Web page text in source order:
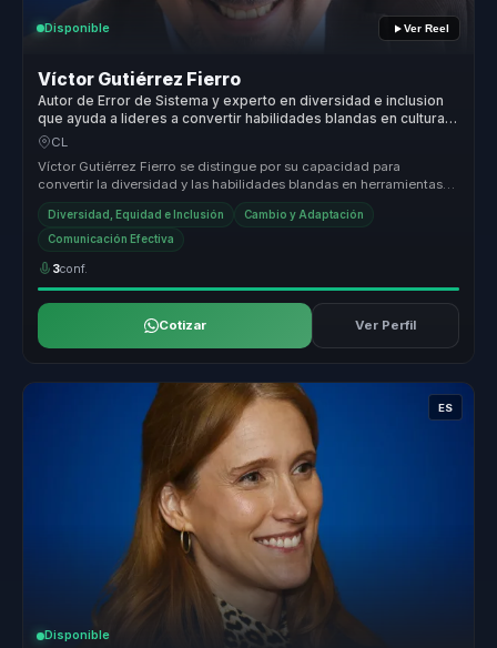
Disponible Ver Reel
Víctor Gutiérrez Fierro
Autor de Error de Sistema y experto en diversidad e inclusion
que ayuda a lideres a convertir habilidades blandas en cultura
inclusiva, adaptacion e innovacion.
CL
Víctor Gutiérrez Fierro se distingue por su capacidad para
convertir la diversidad y las habilidades blandas en herramientas
estratégicas...
Diversidad, Equidad e Inclusión Cambio y Adaptación
Comunicación Efectiva
3conf.
Cotizar Ver Perfil
ES
Disponible